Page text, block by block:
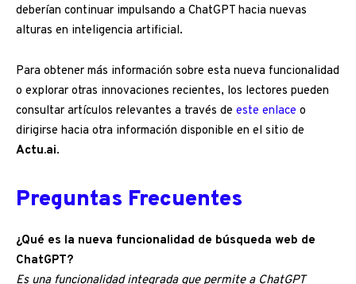
deberían continuar impulsando a ChatGPT hacia nuevas
alturas en inteligencia artificial.
Para obtener más información sobre esta nueva funcionalidad
o explorar otras innovaciones recientes, los lectores pueden
consultar artículos relevantes a través de este enlace o
dirigirse hacia otra información disponible en el sitio de
Actu.ai.
Preguntas Frecuentes
¿Qué es la nueva funcionalidad de búsqueda web de
ChatGPT?
Es una funcionalidad integrada que permite a ChatGPT